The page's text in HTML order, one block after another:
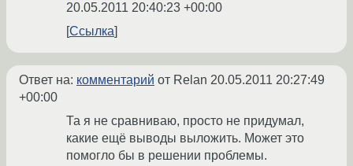
20.05.2011 20:40:23 +00:00
Ссылка
Ответ на: комментарий от Relan 20.05.2011 20:27:49
+00:00
Та я не сравниваю, просто не придумал,
какие ещё выводы выложить. Может это
помогло бы в решении проблемы.